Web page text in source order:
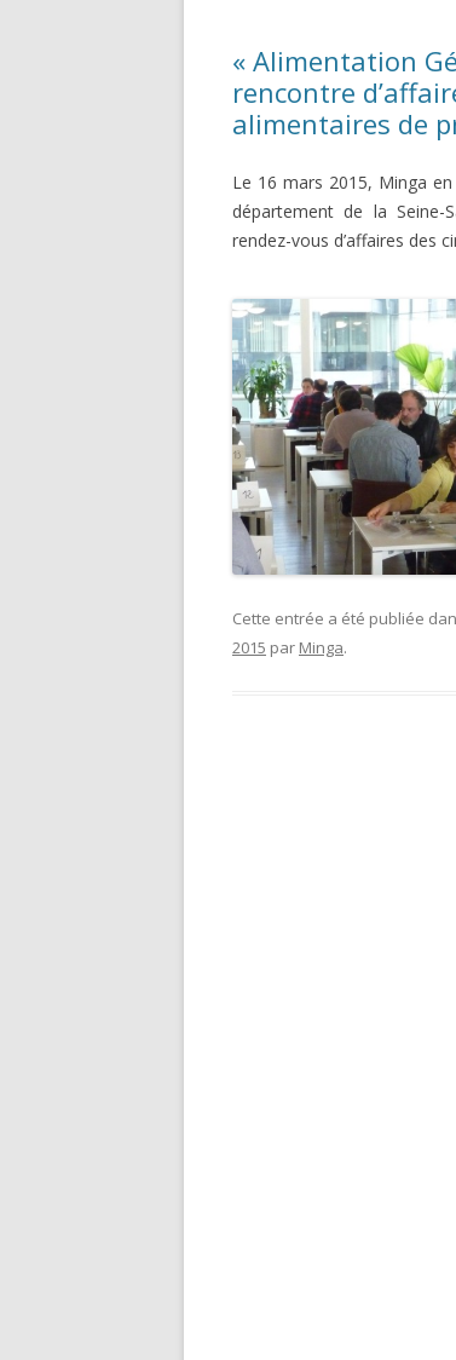
« Alimentation
rencontre
alimentaires de
Le 16 mars 2015, Minga
département de la Seine-
rendez-vous d’affaires des
Cette entrée a été publiée
2015 par Minga.